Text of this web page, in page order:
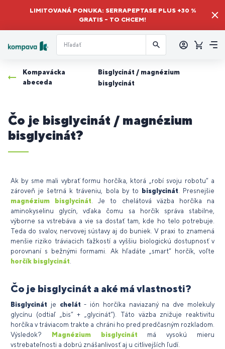
LIMITOVANÁ PONUKA: SERRAPEPTASE PLUS +30 %
GRATIS – TO CHCEM!
sa
Košík
Kompavácka
abeceda
Bisglycinát / magnézium
bisglycinát
Čo je bisglycinát / magnézium
bisglycinát?
Ak by sme mali vybrať formu horčíka, ktorá „robí svoju robotu“ a
zároveň je šetrná k tráveniu, bola by to
bisglycinát. Presnejšie
magnézium bisglycinát. Je to chelátová väzba horčíka na
aminokyselinu glycín, vďaka čomu sa horčík správa stabilne,
výborne sa vstrebáva a vie sa dostať tam, kde ho telo potrebuje.
Teda do svalov, nervovej sústavy aj do buniek. V praxi to znamená
menšie riziko tráviacich ťažkostí a vyššiu biologickú dostupnosť v
porovnaní s bežnými formami. Ak hľadáte „smart“ horčík, voľte
horčík bisglycinát.
Čo je bisglycinát a aké má vlastnosti?
Bisglycinát je chelát - ión horčíka naviazaný na dve molekuly
glycínu (odtiaľ „bis“ + „glycinát“). Táto väzba znižuje reaktivitu
horčíka v tráviacom trakte a chráni ho pred predčasným rozkladom.
Výsledok?
Magnézium bisglycinát má vysokú mieru
vstrebateľnosti a dobrú znášanlivosť aj u citlivejších ľudí.